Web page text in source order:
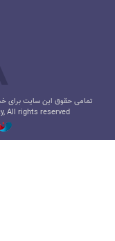
تمامی حقوق این سایت برای
All rights reserved